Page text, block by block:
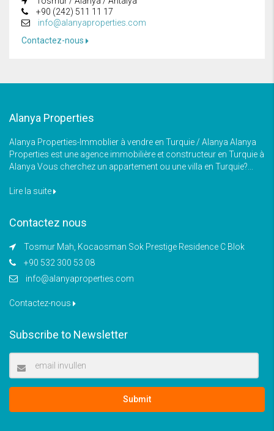
+90 (242) 511 11 17
info@alanyaproperties.com
Contactez-nous
Alanya Properties
Alanya Properties-Immoblier à vendre en Turquie / Alanya Alanya
Properties est une agence immobilière et constructeur en Turquie à
Alanya Vous cherchez un appartement ou une villa en Turquie?...
Lire la suite
Contactez nous
Tosmur Mah, Kocaosman Sok Prestige Residence C Blok
+90 532 300 53 08
info@alanyaproperties.com
Contactez-nous
Subscribe to Newsletter
Submit